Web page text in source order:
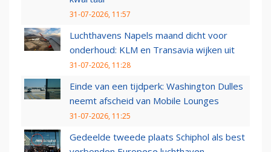
31-07-2026, 11:57
Luchthavens Napels maand dicht voor
onderhoud: KLM en Transavia wijken uit
31-07-2026, 11:28
Einde van een tijdperk: Washington Dulles
neemt afscheid van Mobile Lounges
31-07-2026, 11:25
Gedeelde tweede plaats Schiphol als best